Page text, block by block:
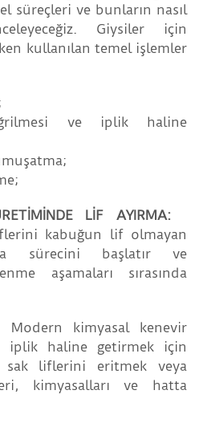
süreçleri ve bunların nasıl
Giysiler için
kullanılan temel işlemler
ve iplik haline
LİF AYIRMA:
kabuğun lif olmayan
sürecini başlatır ve
aşamaları sırasında
Modern kimyasal kenevir
iplik haline getirmek için
liflerini eritmek veya
kimyasalları ve hatta